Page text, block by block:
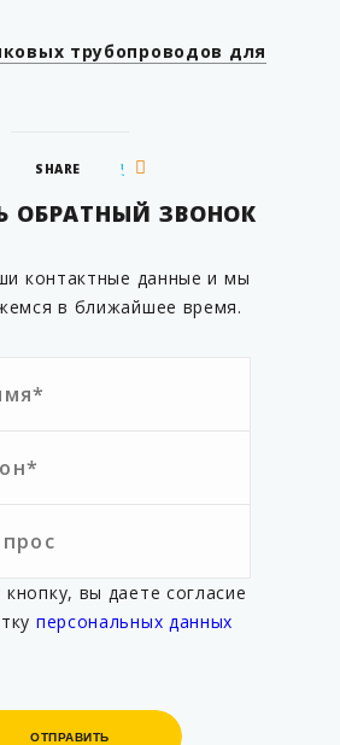
трубопроводов для
SHARE
ОБРАТНЫЙ ЗВОНОК
контактные данные и мы
в ближайшее время.
вы даете согласие
персональных данных
ОТПРАВИТЬ
ОТПРАВИТЬ